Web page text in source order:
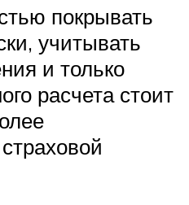
покрывать
учитывать
и только
расчета стоит